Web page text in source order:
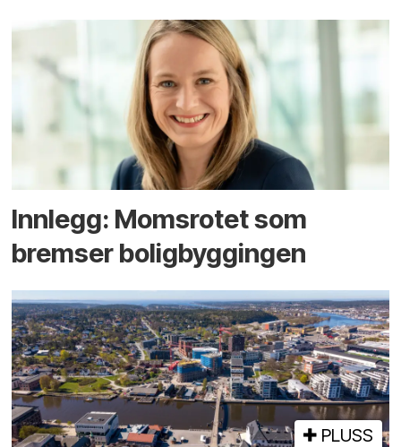
Innlegg: Moms­rotet som
bremser bolig­byggingen
PLUSS